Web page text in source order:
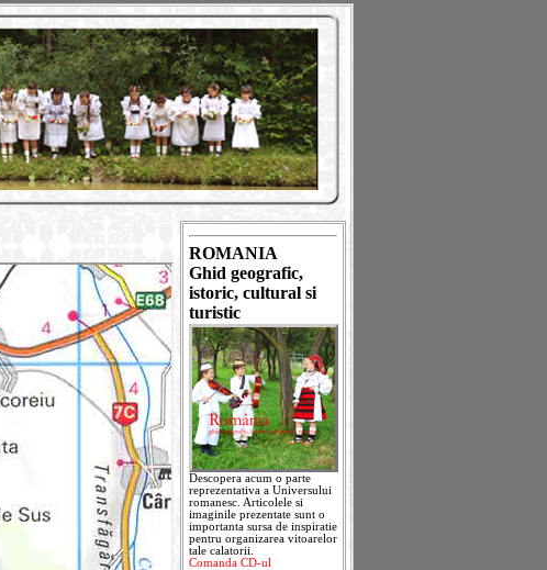
ROMANIA
Ghid geografic,
istoric, cultural si
turistic
Descopera acum o parte
reprezentativa a Universului
romanesc. Articolele si
imaginile prezentate sunt o
importanta sursa de inspiratie
pentru organizarea vitoarelor
tale calatorii.
Comanda CD-ul